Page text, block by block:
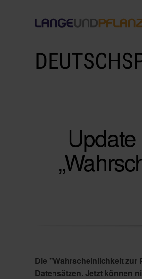
Die "Wahrscheinlichkeit zur
Datensätzen. Jetzt können